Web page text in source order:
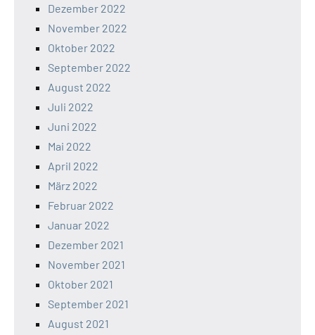
Dezember 2022
November 2022
Oktober 2022
September 2022
August 2022
Juli 2022
Juni 2022
Mai 2022
April 2022
März 2022
Februar 2022
Januar 2022
Dezember 2021
November 2021
Oktober 2021
September 2021
August 2021